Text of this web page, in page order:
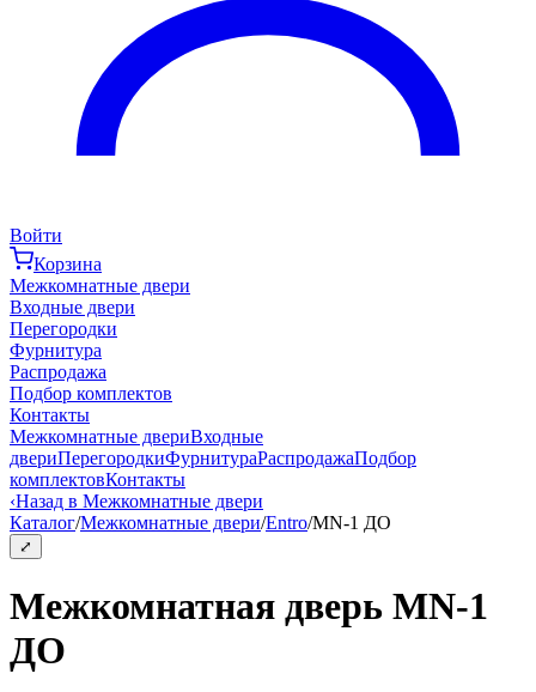
Войти
Корзина
Межкомнатные двери
Входные двери
Перегородки
Фурнитура
Распродажа
Подбор комплектов
Контакты
Межкомнатные двериВходные
двериПерегородкиФурнитураРаспродажаПодбор
комплектовКонтакты
‹Назад в Межкомнатные двери
Каталог/Межкомнатные двери/Entro/MN-1 ДО
⤢
Межкомнатная дверь MN-1
ДО